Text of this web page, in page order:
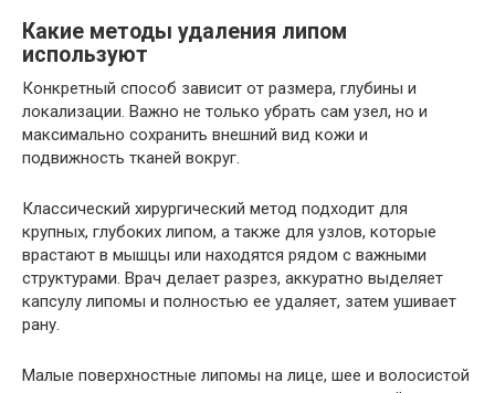
Какие методы удаления липом
используют
Конкретный способ зависит от размера, глубины и
локализации. Важно не только убрать сам узел, но и
максимально сохранить внешний вид кожи и
подвижность тканей вокруг.
Классический хирургический метод подходит для
крупных, глубоких липом, а также для узлов, которые
врастают в мышцы или находятся рядом с важными
структурами. Врач делает разрез, аккуратно выделяет
капсулу липомы и полностью ее удаляет, затем ушивает
рану.
Малые поверхностные липомы на лице, шее и волосистой